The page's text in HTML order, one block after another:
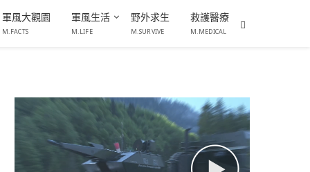
軍風大觀園
M.FACTS
軍風生活
M.LIFE
野外求生
M.SURVIVE
救護醫療
M.MEDICAL